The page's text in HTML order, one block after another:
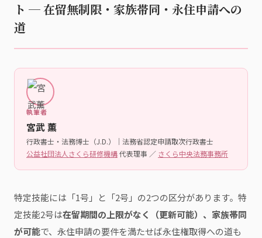
ト ─ 在留無制限・家族帯同・永住申請への
道
執筆者
宮武 薫
行政書士・法務博士（J.D.）｜法務省認定申請取次行政書士
公益社団法人さくら研修機構代表理事 ／ さくら中央法務事務所
特定技能には「1号」と「2号」の2つの区分があります。特
定技能2号は在留期間の上限がなく（更新可能）、家族帯同
が可能で、永住申請の要件を満たせば永住権取得への道も